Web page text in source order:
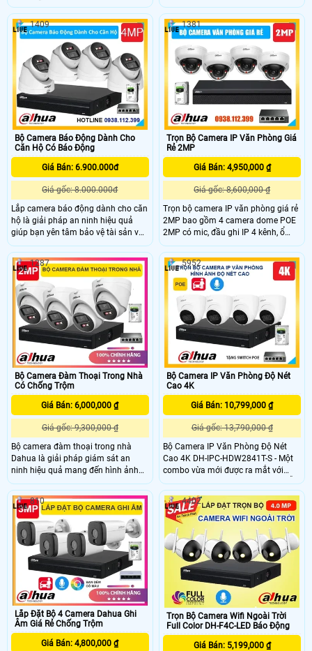
thanh lẫn hình ảnh. Với độ phân
giải 2MP hình ảnh sắc nét hồng
ngoại 80m, chuẩn nén H.265+ và
tính năng phát hiện con người
thông minh, camera đảm bảo chất
lượng hình ảnh vượt trội
trên camera, đèn trợ sáng full color
30m giúp quản lý kho hàng dễ dàng
và hiệu quả hơn. Ngoài ra camera
DH-IPC-HFW2249S-S-IL còn sở hữu
khả năng chống trộm với cảm biến
thông minh, ngăn chặn mọi sự xâm
nhập trái phép đến kho hàng của
bạn.
Bộ Camera Báo Động Dành Cho
Căn Hộ Có Báo Động
Giá Bán: 6.900.000đ
Giá gốc: 8.000.000đ
Lắp camera báo động dành cho căn
hộ là giải pháp an ninh hiệu quả
giúp bạn yên tâm bảo vệ tài sản và
người thân. Bộ camera có độ phân
giải 4MP cho hình ảnh rõ nét tích
hợp công nghệ phát hiện người
thông minh hồng ngoại có màu ban
đêm lên đến 30m và chức năng
đàm thoại 2 chiều tiện lợi. Với mức
giá rẻ, đây là lựa chọn tối ưu cho các
gia đình muốn nâng cao an ninh tiết
kiệm chi phí.
1409
Trọn Bộ Camera IP Văn Phòng Giá
Rẻ 2MP
Giá Bán: 4,950,000 ₫
Giá gốc: 8,600,000 ₫
Trọn bộ camera IP văn phòng giá rẻ
2MP bao gồm 4 camera dome POE
2MP có mic, đầu ghi IP 4 kênh, ổ
cứng 500GB và switch POE – tất cả
chỉ với 4.950.000đ. Hình ảnh sắc
nét, thu âm rõ, dễ lắp đặt, xem từ xa
qua điện thoại, phù hợp giám sát
24/7 hiệu quả, tiết kiệm chi phí.
1381
Bộ Camera Đàm Thoại Trong Nhà
Có Chống Trộm
Giá Bán: 6,000,000 ₫
Giá gốc: 9,300,000 ₫
Bộ camera đàm thoại trong nhà
Dahua là giải pháp giám sát an
ninh hiệu quả mang đến hình ảnh
sắc nét với độ phân giải 2MP cho
khả năng nhận diện chi tiết trong
mọi vấn đề. Được thiết kế dạng
dome không chỉ tạo nên vẻ ngoài
bên ngoài mà vẫn giúp che giấu góc
quay, phù hợp lắp đặt trong nhà.
Trọn bộ được tích hợp đầy đủ các
tính năng ưu việt nâng cao hiệu quả
giám sát và bảo vệ tài sản.
1287
Bộ Camera IP Văn Phòng Độ Nét
Cao 4K
Giá Bán: 10,799,000 ₫
Giá gốc: 13,790,000 ₫
Bộ Camera IP Văn Phòng Độ Nét
Cao 4K DH-IPC-HDW2841T-S - Một
combo vừa mới được ra mắt với
chất lượng hình ảnh lên đến 4K, hỗ
trợ khả năng giám sát hình ảnh ban
đêm toàn điện, tích hợp micro hỗ trợ
ghi âm và trang bị nhiều công nghệ
thông minh giúp đảm bảo an ninh
cho văn phòng của bạn một cách
tốt nhất.
5952
Lắp Đặt Bộ 4 Camera Dahua Ghi
Âm Giá Rẻ Chống Trộm
Giá Bán: 4,800,000 ₫
810
Trọn Bộ Camera Wifi Ngoài Trời
Full Color DH-F4C-LED Báo Động
Giá Bán: 5,199,000 ₫
4402